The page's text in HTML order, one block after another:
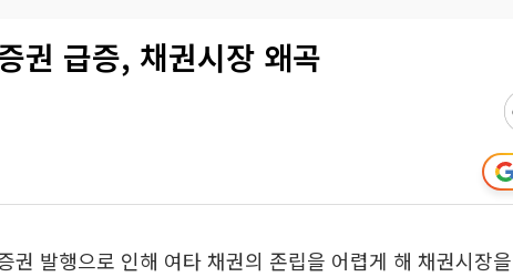
권 급증, 채권시장 왜곡
권 발행으로 인해 여타 채권의 존립을 어렵게 해 채권시장